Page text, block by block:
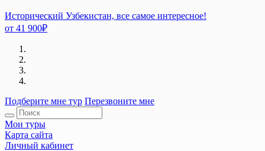
Исторический Узбекистан, все самое интересное!
от 41 900₽
Подберите мне тур Перезвоните мне
Мои туры
Карта сайта
Личный кабинет